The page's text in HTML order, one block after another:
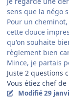
sens que la négo
Pour un
cette douce
qu'on souhaite
règlement bien
Mince, je partais
Juste 2 questions
Vous étiez chef de
Modifié29